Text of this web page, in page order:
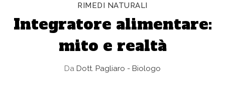
RIMEDI NATURALI
Integratore alimentare:
mito e realtà
Da Dott. Pagliaro - Biologo